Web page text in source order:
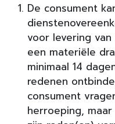
De consument
voor levering
een materiële
minimaal 14
redenen
consument
herroeping,